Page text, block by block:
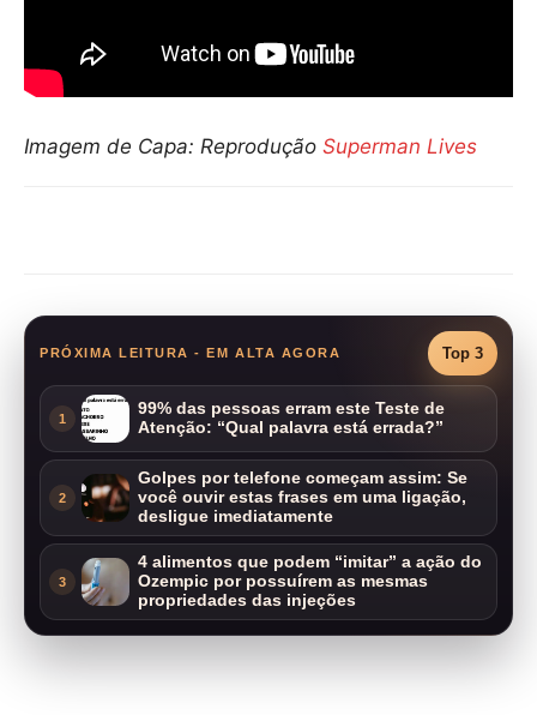
Imagem de Capa: Reprodução Superman Lives
PRÓXIMA LEITURA - EM ALTA AGORA Top 3
1
99% das pessoas erram este Teste de
Atenção: “Qual palavra está errada?”
2
Golpes por telefone começam assim: Se
você ouvir estas frases em uma ligação,
desligue imediatamente
3
4 alimentos que podem “imitar” a ação do
Ozempic por possuírem as mesmas
propriedades das injeções